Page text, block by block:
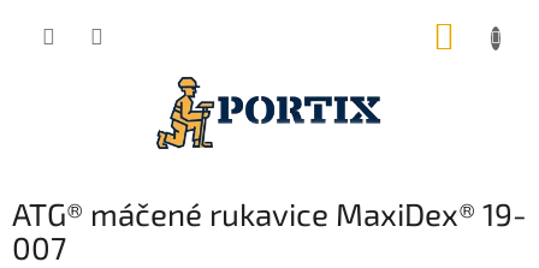
ATG® máčené rukavice MaxiDex® 19-
007